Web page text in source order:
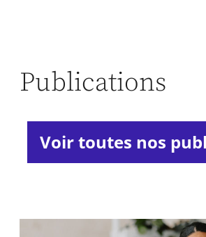
Publications
Voir toutes nos